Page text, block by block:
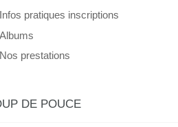
Infos pratiques inscriptions
Albums
Nos prestations
DE POUCE